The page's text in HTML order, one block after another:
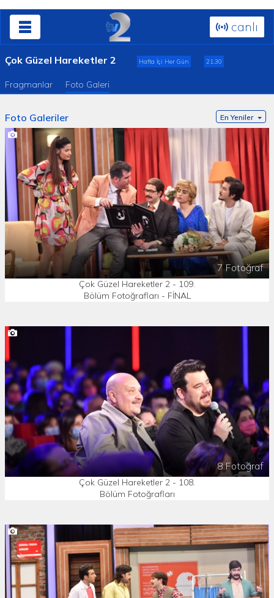
canlı
Çok Güzel Hareketler 2 Hafta İçi Her Gün 21.30
Fragmanlar Foto Galeri
Foto Galeriler
7 Fotoğraf
Çok Güzel Hareketler 2 - 109.
Bölüm Fotoğrafları - FİNAL
8 Fotoğraf
Çok Güzel Hareketler 2 - 108.
Bölüm Fotoğrafları
En Yeniler